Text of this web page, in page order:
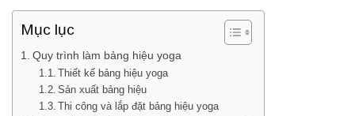
Mục lục
Quy trình làm bảng hiệu yoga
Thiết kế bảng hiệu yoga
Sản xuất bảng hiệu
Thi công và lắp đặt bảng hiệu yoga